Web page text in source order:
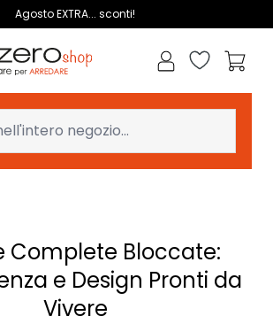
Agosto EXTRA... sconti!
Lista dei
Complete Bloccate:
e Design Pronti da
Vivere